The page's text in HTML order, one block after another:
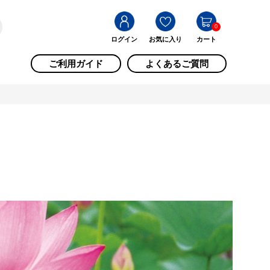
ログイン お気に入り カート
0
ご利用ガイド よくあるご質問